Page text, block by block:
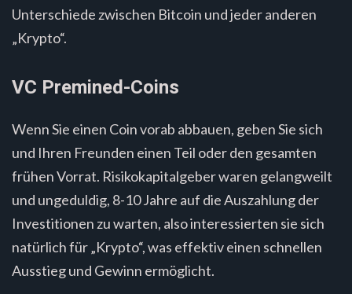
Unterschiede zwischen Bitcoin und jeder anderen
„Krypto“.
VC Premined-Coins
Wenn Sie einen Coin vorab abbauen, geben Sie sich
und Ihren Freunden einen Teil oder den gesamten
frühen Vorrat. Risikokapitalgeber waren gelangweilt
und ungeduldig, 8-10 Jahre auf die Auszahlung der
Investitionen zu warten, also interessierten sie sich
natürlich für „Krypto“, was effektiv einen schnellen
Ausstieg und Gewinn ermöglicht.